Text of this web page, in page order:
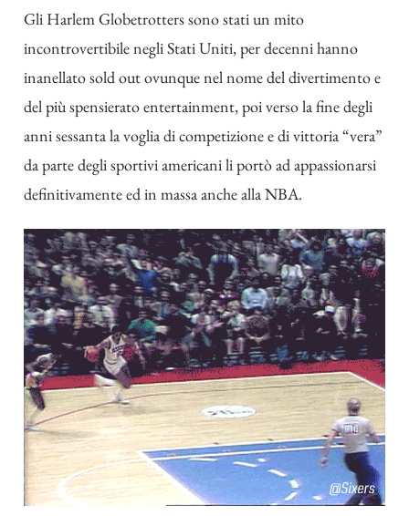
Gli Harlem Globetrotters sono stati un mito
incontrovertibile negli Stati Uniti, per decenni hanno
inanellato sold out ovunque nel nome del divertimento e
del più spensierato entertainment, poi verso la fine degli
anni sessanta la voglia di competizione e di vittoria “vera”
da parte degli sportivi americani li portò ad appassionarsi
definitivamente ed in massa anche alla NBA.